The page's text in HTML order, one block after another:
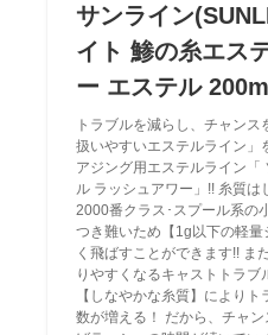
サンライン
イト 鯵の糸エス
ー エステル
トラブルを減らし、チャンス
扱いやすいエステルライン」
アジング用エステルライン「
ル ラッシュアワー」!! 糸質
2000番クラス･スプール系の
つき難いため【1g以下の軽
く飛ばすことができます!! ま
りやすくなるキャストトラブ
【しなやかな糸質】により
数が増える！ だから、チャ